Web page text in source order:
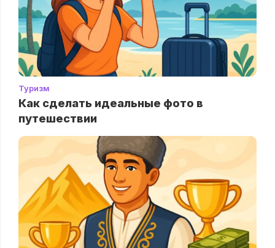
Туризм
Как сделать идеальные фото в
путешествии